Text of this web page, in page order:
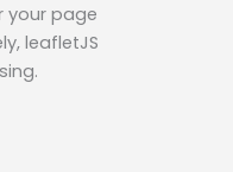
your page
leafletJS